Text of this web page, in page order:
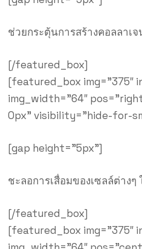
ช่วยกระตุ้นการสร้างคอลลาเ
[/featured_box]
[featured_box img=”375″
img_width=”64″
0px” visibility=”hide-for-
[gap height=”5px”]
ชะลอการเสื่อมของเซลล์ต่างๆ
[/featured_box]
[featured_box img=”375″